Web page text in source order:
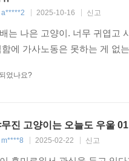
a*****2 2025-10-16 신고
는 나은 고양이. 너무 귀엽고
에 가사노동은 못하는 게 없
었나요?
무진 고양이는 오늘도 우울
m****8 2025-02-22 신고